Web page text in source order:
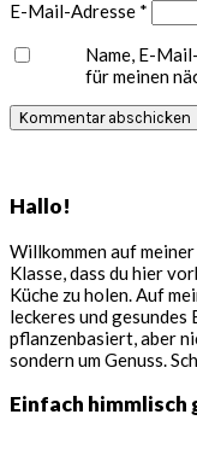
E-Mail-Adresse *
Name, E-
für meinen
Hallo!
Willkommen auf
Klasse, dass du hier
Küche zu holen. Auf
leckeres und gesundes
pflanzenbasiert, aber
sondern um Genuss.
Einfach himmlisch